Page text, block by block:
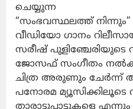
ചെയ്യുന്ന
“സംഭവസ്ഥലത്ത്
വീഡിയോ ഗാനം
സരീഷ്
ജോസഫ് സംഗീതം
ചിത്ര അരുണും ചേർന്ന്
പനോരമ മ്യൂസിക്കിലൂടെ
താരാട്ടുപാട്ടുകളെ എന്നും